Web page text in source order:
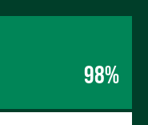
98%